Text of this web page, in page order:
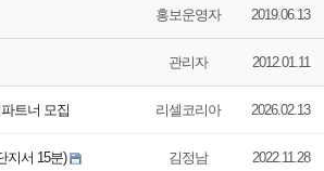
홍보운영자 2019.06.13
관리자 2012.01.11
트너 모집 리셀코리아 2026.02.13
지서 15분) 김정남 2022.11.28